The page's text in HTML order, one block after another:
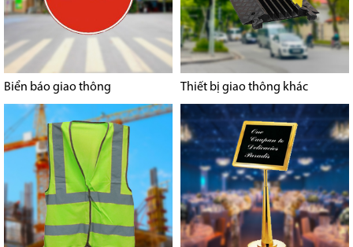
Biển báo giao thông Thiết bị giao thông khác